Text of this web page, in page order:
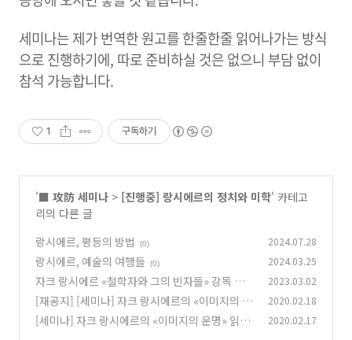
세미나는 제가 번역한 원고를 한줄한줄 읽어나가는 방식
으로 진행하기에, 따로 준비하실 것은 없으니 부담 없이
참석 가능합니다.
1 구독하기
'■ 攻防 세미나 > [진행중] 랑시에르의 정치와 미학' 카테고
리의 다른 글
랑시에르, 평등의 방법
(0) 2024.07.28
랑시에르, 예술의 여행들 (0) 2024.03.25
자크 랑시에르 «철학자와 그의 빈자들» 강독 세
미나 안내 (0)
2023.03.02
[재공지] [세미나] 자크 랑시에르의 «이미지의 운
명» 읽기. 2/29 시작
(0)
2020.02.18
[세미나] 자크 랑시에르의 «이미지의 운명» 읽기.
2020.02.17